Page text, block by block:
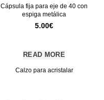
Cápsula fija para eje de 40 con
espiga metálica
5.00€
READ MORE
Calzo para acristalar